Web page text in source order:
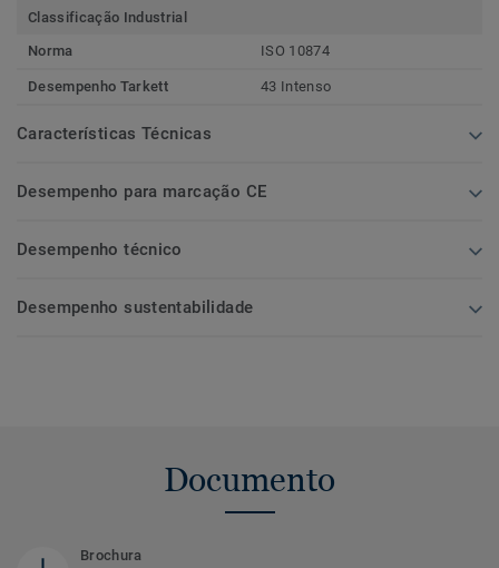
Classificação Industrial
Norma
ISO 10874
Desempenho Tarkett 43 Intenso
Características Técnicas
Desempenho para marcação CE
Desempenho técnico
Desempenho sustentabilidade
Documento
Brochura